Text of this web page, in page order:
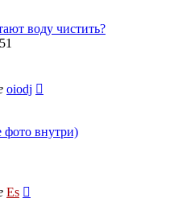
воду чистить?
oiodj
фото внутри)
Es